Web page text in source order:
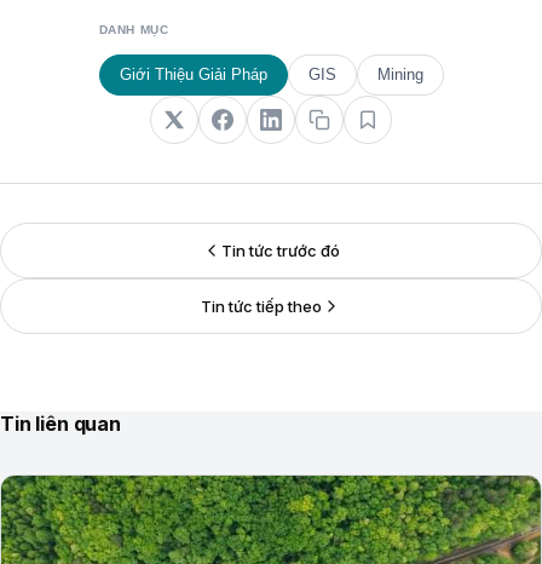
DANH MỤC
Giới Thiệu Giải Pháp GIS Mining
Tin tức trước đó
Tin tức tiếp theo
Tin liên quan